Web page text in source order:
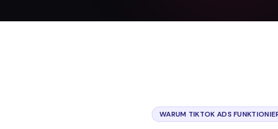
WARUM TIKTOK ADS